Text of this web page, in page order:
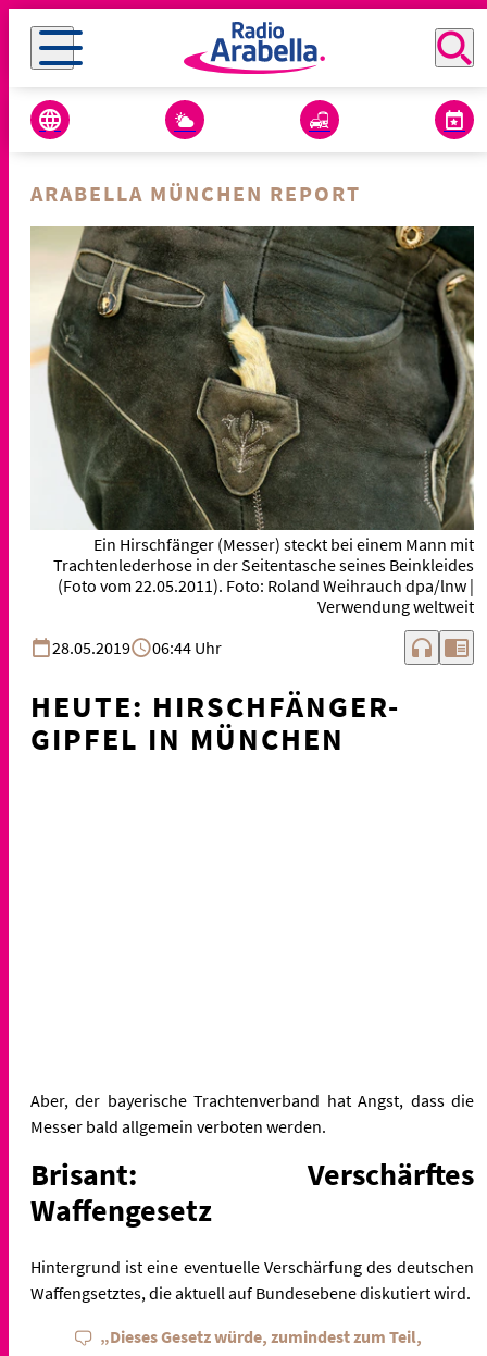
ARABELLA MÜNCHEN REPORT
Ein Hirschfänger (Messer) steckt bei einem Mann mit
Trachtenlederhose in der Seitentasche seines Beinkleides
(Foto vom 22.05.2011). Foto: Roland Weihrauch dpa/lnw |
Verwendung weltweit
28.05.2019
06:44 Uhr headphones chrome_reader_mode
HEUTE: HIRSCHFÄNGER-
GIPFEL IN MÜNCHEN
Aber, der bayerische Trachtenverband hat Angst, dass die
Messer bald allgemein verboten werden.
Brisant: Verschärftes
Waffengesetz
Hintergrund ist eine eventuelle Verschärfung des deutschen
Waffengsetztes, die aktuell auf Bundesebene diskutiert wird.
„Dieses Gesetz würde, zumindest zum Teil,